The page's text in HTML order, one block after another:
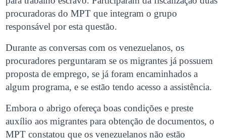
procuradoras do MPT que integram o grupo
responsável por esta questão.
Durante as conversas com os venezuelanos, os
procuradores perguntaram se os migrantes já possuem
proposta de emprego, se já foram encaminhados a
algum programa, e se estão tendo acesso a assistência.
Embora o abrigo ofereça boas condições e preste
auxílio aos migrantes para obtenção de documentos, o
MPT constatou que os venezuelanos não estão